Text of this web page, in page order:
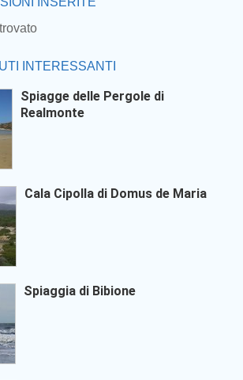
INTERESSANTI
Spiagge delle Pergole di
Realmonte
Cala Cipolla di Domus de Maria
Spiaggia di Bibione